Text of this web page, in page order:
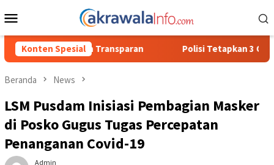
ke
Mobile
Konten SpesialPolisi Tetapkan 3 Orang Tersangka Baru Kasus
Beranda News
LSM Pusdam Inisiasi Pembagian Masker
di Posko Gugus Tugas Percepatan
Penanganan Covid-19
Admin